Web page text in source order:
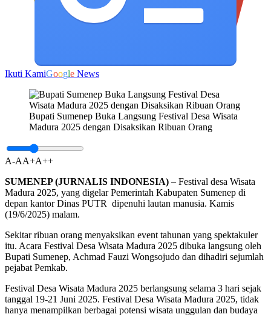
Ikuti KamiGoogle News
Bupati Sumenep Buka Langsung Festival Desa Wisata
Madura 2025 dengan Disaksikan Ribuan Orang
A-AA+A++
SUMENEP (JURNALIS INDONESIA) – Festival desa Wisata
Madura 2025, yang digelar Pemerintah Kabupaten Sumenep di
depan kantor Dinas PUTR dipenuhi lautan manusia. Kamis
(19/6/2025) malam.
Sekitar ribuan orang menyaksikan event tahunan yang spektakuler
itu. Acara Festival Desa Wisata Madura 2025 dibuka langsung oleh
Bupati Sumenep, Achmad Fauzi Wongsojudo dan dihadiri sejumlah
pejabat Pemkab.
Festival Desa Wisata Madura 2025 berlangsung selama 3 hari sejak
tanggal 19-21 Juni 2025. Festival Desa Wisata Madura 2025, tidak
hanya menampilkan berbagai potensi wisata unggulan dan budaya